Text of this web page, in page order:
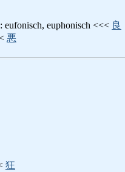
euphonisch <<< 良
悪
狂